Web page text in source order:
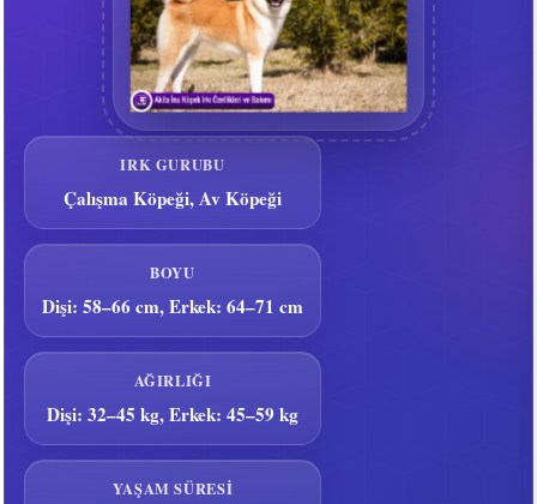
IRK GURUBU
Çalışma Köpeği, Av Köpeği
BOYU
Dişi: 58–66 cm, Erkek: 64–71 cm
AĞIRLIĞI
Dişi: 32–45 kg, Erkek: 45–59 kg
YAŞAM SÜRESI